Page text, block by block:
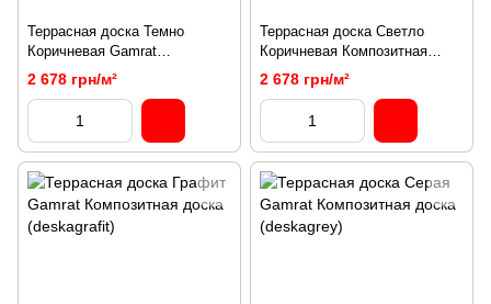
Террасная доска Темно
Коричневая Gamrat
Композитная доска
(deskabraun)
2 678 грн/м²
Террасная доска Светло
Коричневая Композитная
доска (deskabraunl)
2 678 грн/м²